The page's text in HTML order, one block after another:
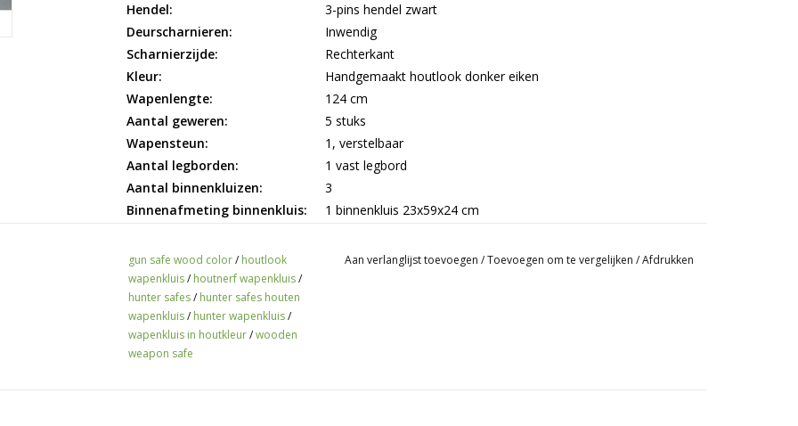
Hendel:
3-pins hendel zwart
Deurscharnieren:
Inwendig
Scharnierzijde:
Rechterkant
Kleur:
Handgemaakt houtlook donker eiken
Wapenlengte:
124 cm
Aantal geweren:
5 stuks
Wapensteun:
1, verstelbaar
Aantal legborden:
1 vast legbord
Aantal binnenkluizen:
3
Binnenafmeting binnenkluis:
1 binnenkluis 23x59x24 cm
Gewicht:
110 kg
Verankeringsgat(en):
Verankeringsmateriaal:
gun safe wood color/ houtlook
wapenkluis/ houtnerf wapenkluis/
hunter safes/ hunter safes houten
wapenkluis/ hunter wapenkluis/
wapenkluis in houtkleur/wooden
weapon safe
Aan verlanglijst toevoegen /Toevoegen om te vergelijken /Afdrukken